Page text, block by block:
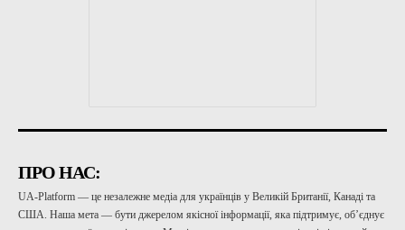
ПРО НАС:
UA-Platform — це незалежне медіа для українців у Великій Британії, Канаді та
США. Наша мета — бути джерелом якісної інформації, яка підтримує, об’єднує